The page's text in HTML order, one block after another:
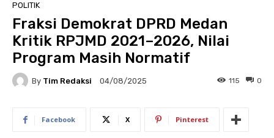
POLITIK
Fraksi Demokrat DPRD Medan
Kritik RPJMD 2021–2026, Nilai
Program Masih Normatif
By Tim Redaksi 04/08/2025 0
115
Facebook X Pinterest